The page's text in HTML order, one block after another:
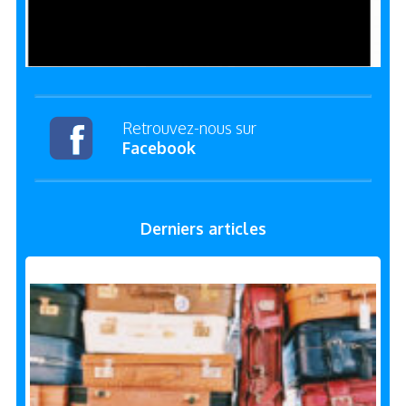
Retrouvez-nous sur
Facebook
Derniers articles